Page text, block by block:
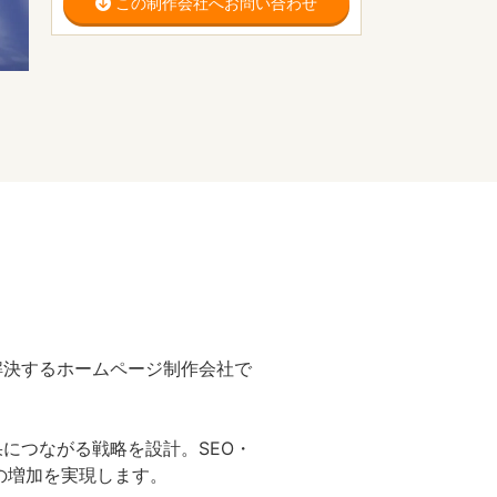
するホームページ制作会社で
つながる戦略を設計。SEO・
加を実現します。